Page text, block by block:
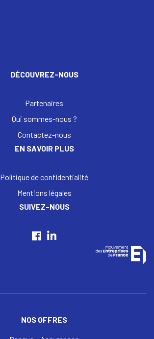
DÉCOUVREZ-NOUS
Partenaires
Qui sommes-nous ?
Contactez-nous
EN SAVOIR PLUS
Politique de confidentialité
Mentions légales
SUIVEZ-NOUS
NOS OFFRES